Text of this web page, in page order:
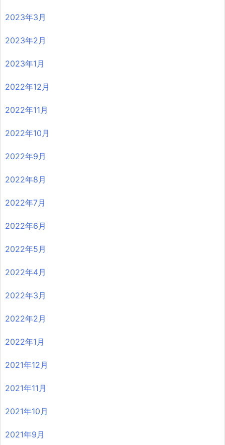
2023年3月
2023年2月
2023年1月
2022年12月
2022年11月
2022年10月
2022年9月
2022年8月
2022年7月
2022年6月
2022年5月
2022年4月
2022年3月
2022年2月
2022年1月
2021年12月
2021年11月
2021年10月
2021年9月